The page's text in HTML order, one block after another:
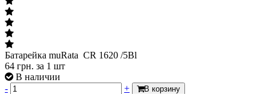
Батарейка muRata CR 1620 /5Bl
64 грн. за 1 шт
В наличии
-
+ В корзину